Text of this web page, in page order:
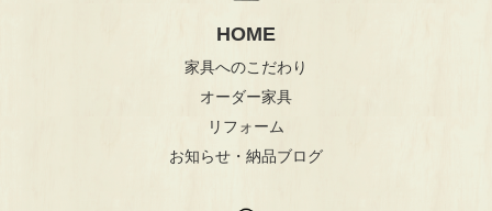
HOME
家具へのこだわり
オーダー家具
リフォーム
お知らせ・納品ブログ